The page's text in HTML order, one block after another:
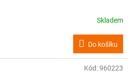
Skladem
Do košíku
Kód:960223